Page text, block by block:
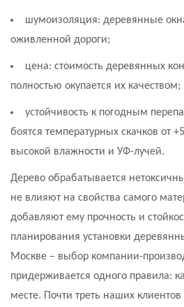
шумоизоляция: деревянные
оживленной дороги;
цена: стоимость деревянных
полностью окупается их качеством;
устойчивость к погодным
боятся температурных скачков от
высокой влажности и УФ-лучей.
Дерево обрабатывается
не влияют на свойства самого
добавляют ему прочность и
планирования установки
Москве – выбор компании-
придерживается одного правила:
месте. Почти треть наших клиентов